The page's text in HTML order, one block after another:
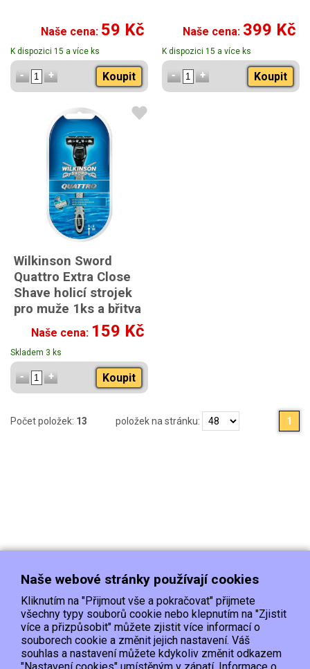
Naše cena: 59 Kč
K dispozici 15 a více ks
Koupit
Naše cena: 399 Kč
K dispozici 15 a více ks
Koupit
Wilkinson Sword
Quattro Extra Close
Shave holicí strojek
pro muže 1ks a břitva
2ks SLEVA
Naše cena: 159 Kč
Skladem 3 ks
Koupit
Počet položek: 13 položek na stránku: 1
Doprava Platba
Kontakt/Reklamace
Obchodní podmínky
Ochrana os.údajů
Naše webové stránky používají cookies
Kliknutím na "Přijmout vše a pokračovat" přijmete
všechny typy souborů cookie nebo klepnutím na "Zjistit
více a přizpůsobit" můžete zjistit více informací o
souborech cookie a změnit jejich nastavení. Váš
souhlas a nastavení můžete kdykoliv změnit odkazem